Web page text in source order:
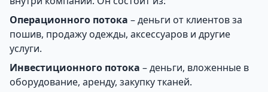
Операционного потока – деньги от клиентов за
пошив, продажу одежды, аксессуаров и другие
услуги.
Инвестиционного потока – деньги, вложенные в
оборудование, аренду, закупку тканей.